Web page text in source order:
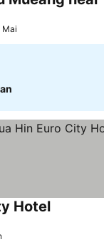
Mai
HotelLihat harga